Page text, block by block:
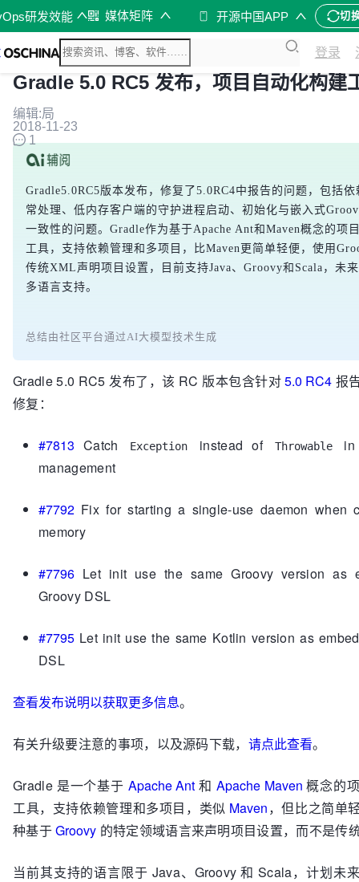
研发效能 媒体矩阵 开源中国APP 切
登录
Gradle 5.0 RC5 发布，项目自动化构建
编辑:局
2018-11-23
1
Gradle5.0RC5版本发布，修复了5.0RC4中报告的问题，包括
常处理、低内存客户端的守护进程启动、初始化与嵌入式
一致性的问题。Gradle作为基于Apache Ant和Maven概念的项
工具，支持依赖管理和多项目，比Maven更简单轻便，使用
传统XML声明项目设置，目前支持Java、Groovy和Scala，未
多语言支持。
总结由社区平台通过AI大模型技术生成
Gradle 5.0 RC5 发布了，该 RC 版本包含针对5.0 RC4 报
修复：
#7813 Catch Exception instead of Throwable
in
management
#7792 Fix for starting a single-use daemon when
memory
#7796 Let init use the same Groovy version as
Groovy DSL
#7795 Let init use the same Kotlin version as
DSL
查看发布说明以获取更多信息。
有关升级要注意的事项，以及源码下载， 请点此查看。
Gradle 是一个基于 Apache Ant 和Apache Maven 概念的
工具，支持依赖管理和多项目，类似 Maven，但比之简单
种基于Groovy 的特定领域语言来声明项目设置，而不是传
当前其支持的语言限于 Java、Groovy 和 Scala，计划未